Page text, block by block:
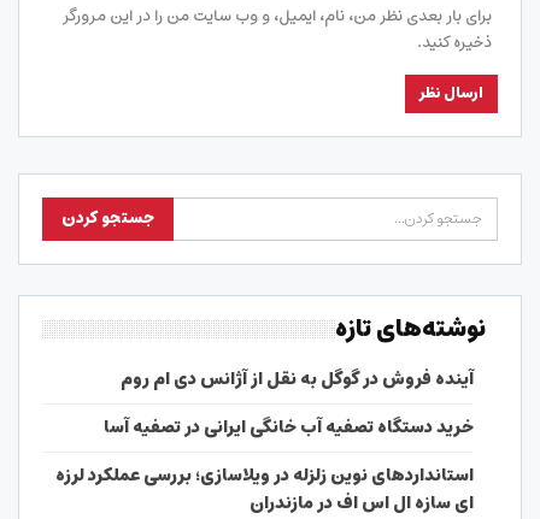
برای بار بعدی نظر من، نام، ایمیل، و وب سایت من را در این مرورگر
ذخیره کنید.
نوشته‌های تازه
آینده فروش در گوگل به نقل از آژانس دی ام روم
خرید دستگاه تصفیه آب خانگی ایرانی در تصفیه آسا
استانداردهای نوین زلزله در ویلاسازی؛ بررسی عملکرد لرزه
ای سازه ال اس اف در مازندران